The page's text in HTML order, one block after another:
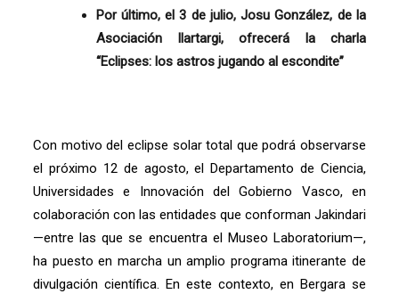
Por último, el 3 de julio, Josu González, de la
Asociación Ilartargi, ofrecerá la charla
“Eclipses: los astros jugando al escondite”
Con motivo del eclipse solar total que podrá observarse
el próximo 12 de agosto, el Departamento de Ciencia,
Universidades e Innovación del Gobierno Vasco, en
colaboración con las entidades que conforman Jakindari
—entre las que se encuentra el Museo Laboratorium—,
ha puesto en marcha un amplio programa itinerante de
divulgación científica. En este contexto, en Bergara se